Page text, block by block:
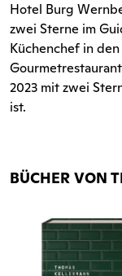
Hotel Burg
zwei Sterne im
Küchenchef in
2023 mit zwei
ist.
BÜCHER VON